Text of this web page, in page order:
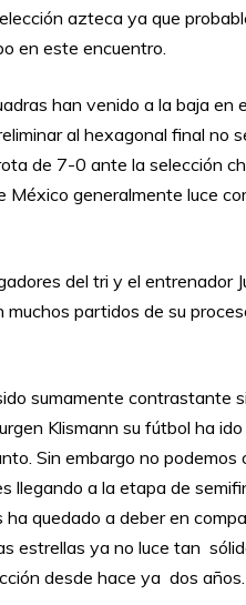
azteca ya que
en este encuentro.
han venido a la baja
al hexagonal final
de 7-0 ante la selección
generalmente luce
del tri y el
partidos de su
sumamente contrastante
Klismann su fútbol ha
Sin embargo no
a la etapa de
quedado a deber en
estrellas ya no luce tan
desde hace ya dos años.